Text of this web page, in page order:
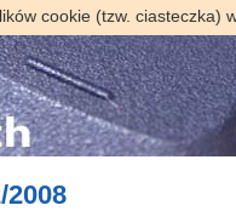
cookie (tzw. ciasteczka)
2008